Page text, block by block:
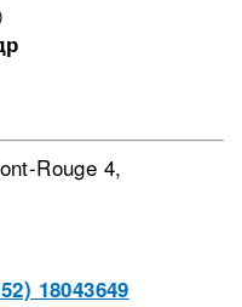
Rouge 4,
18043649